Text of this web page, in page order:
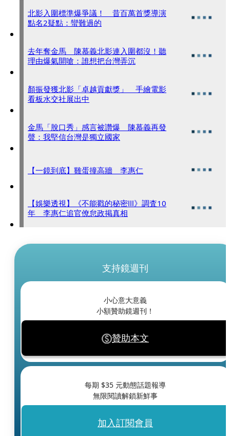
北影入圍標準爆爭議！ 昔百萬首獎導演
點名2疑點：蠻難過的
去年奪金馬 陳慕義北影連入圍都沒！聽
理由爆氣開嗆：誰想把台灣弄沉
顏振發獲北影「卓越貢獻獎」 手繪電影
看板水交社展出中
金馬「脫口秀」感言被讚爆 陳慕義再發
聲：我堅信台灣是獨立國家
【一鏡到底】雞蛋撞高牆 李惠仁
【娛樂透視】《不能戳的秘密Ⅲ》調査10
年 李惠仁追官僚怠政掲真相
支持鏡週刊
小心意大意義
小額贊助鏡週刊！
贊助本文
每期 $35 元動態話題報導
無限閱讀解鎖新鮮事
加入訂閱會員